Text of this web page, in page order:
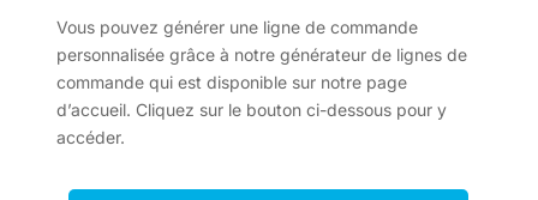
Vous pouvez générer une ligne de commande
personnalisée grâce à notre générateur de lignes de
commande qui est disponible sur notre page
d’accueil. Cliquez sur le bouton ci-dessous pour y
accéder.